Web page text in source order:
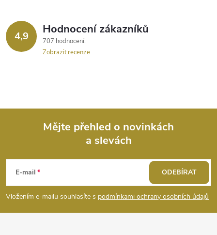
4,9 Hodnocení zákazníků
707 hodnocení
Zobrazit recenze
p
a
Mějte přehled o novinkách
a slevách
E-mail
Vložením e-mailu souhlasíte s podmínkami ochrany osobních údajů
ODEBÍRAT